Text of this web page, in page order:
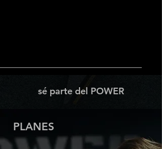
sé parte del POWER
PLANES